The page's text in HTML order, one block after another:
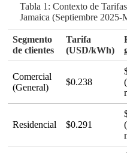
Tabla 1: Contexto de
Jamaica (Septiembre 2025-
Segmento
de clientes
Tarifa
(USD/kWh)
Comercial
(General)
$0.238
Residencial $0.291